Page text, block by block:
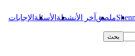
ملصق آخر الأنشطة الأسئلة الإجابات